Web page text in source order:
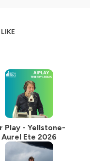
Play - Yellstone-
Aurel Ete 2026